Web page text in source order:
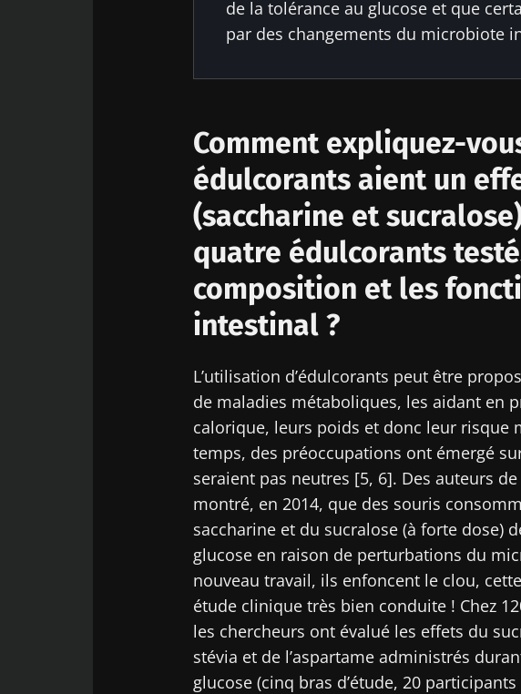
de la tolérance au glucose et que
par des changements du microbiote
Comment expliquez-
édulcorants aient un
(saccharine et
quatre édulcorants
composition et les
intestinal ?
L’utilisation d’édulcorants peut être
de maladies métaboliques, les aidant en
calorique, leurs poids et donc leur risque
temps, des préoccupations ont émergé
seraient pas neutres [5, 6]. Des auteurs
montré, en 2014, que des souris
saccharine et du sucralose (à forte dose)
glucose en raison de perturbations du
nouveau travail, ils enfoncent le clou,
étude clinique très bien conduite ! Chez
les chercheurs ont évalué les effets du
stévia et de l’aspartame administrés
glucose (cinq bras d’étude, 20
Se tenir
Ne partez
Rejoignez la communauté
chercheurs et recevez le
courant des dernières
Je souhaite m'inscrire afin